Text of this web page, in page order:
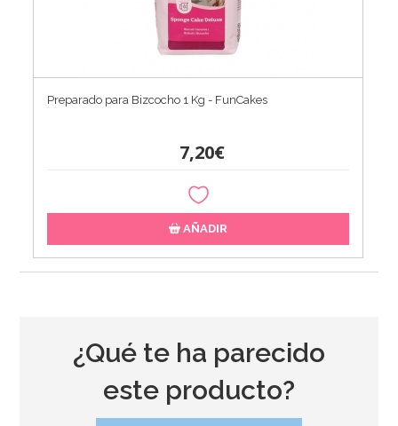
Preparado para Bizcocho 1 Kg - FunCakes
7,20€
AÑADIR
¿Qué te ha parecido
este producto?